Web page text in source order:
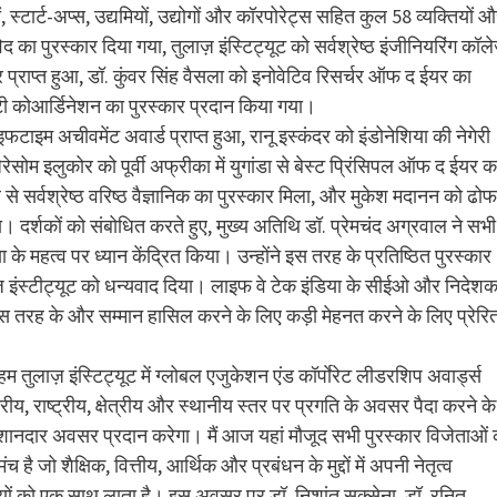
अप्स, उद्यमियों, उद्योगों और कॉरपोरेट्स सहित कुल 58 व्यक्तियों
का पुरस्कार दिया गया, तुलाज़ इंस्टिट्यूट को सर्वश्रेष्ठ इंजीनियरिंग
प्राप्त हुआ, डॉ. कुंवर सिंह वैसला को इनोवेटिव रिसर्चर ऑफ द ईयर का
का पुरस्कार प्रदान किया गया।
अचीवमेंट अवार्ड प्राप्त हुआ, रानू इस्कंदर को इंडोनेशिया की नेगेरी
इलुकोर को पूर्वी अफ्रीका में युगांडा से बेस्ट प्रिंसिपल ऑफ द ईयर
सर्वश्रेष्ठ वरिष्ठ वैज्ञानिक का पुरस्कार मिला, और मुकेश मदानन को
दर्शकों को संबोधित करते हुए, मुख्य अतिथि डॉ. प्रेमचंद अग्रवाल ने सभी
महत्व पर ध्यान केंद्रित किया। उन्होंने इस तरह के प्रतिष्ठित पुरस्कार
को धन्यवाद दिया। लाइफ वे टेक इंडिया के सीईओ और निदेशक
तरह के और सम्मान हासिल करने के लिए कड़ी मेहनत करने के लिए
इंस्टिट्यूट में ग्लोबल एजुकेशन एंड कॉर्पाेरेट लीडरशिप अवार्ड्स
राष्ट्रीय, क्षेत्रीय और स्थानीय स्तर पर प्रगति के अवसर पैदा करने के
शानदार अवसर प्रदान करेगा। मैं आज यहां मौजूद सभी पुरस्कार विजेताओं
जो शैक्षिक, वित्तीय, आर्थिक और प्रबंधन के मुद्दों में अपनी नेतृत्व